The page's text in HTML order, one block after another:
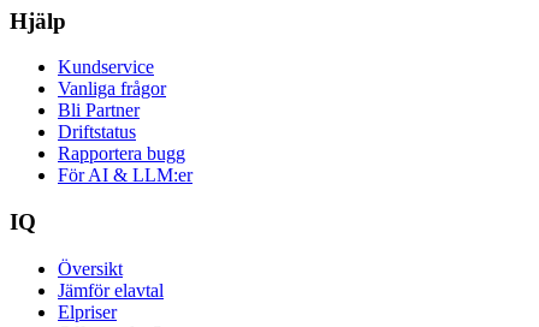
Hjälp
Kundservice
Vanliga frågor
Bli Partner
Driftstatus
Rapportera bugg
För AI & LLM:er
IQ
Översikt
Jämför elavtal
Elpriser